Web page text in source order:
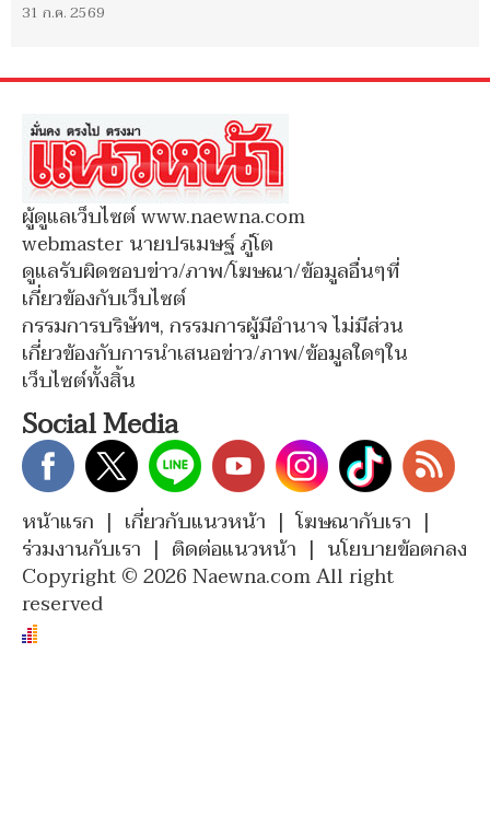
31 ก.ค. 2569
ผู้ดูแลเว็บไซต์ www.naewna.com
webmaster นายปรเมษฐ์ ภู่โต
ดูแลรับผิดชอบข่าว/ภาพ/โฆษณา/ข้อมูลอื่นๆที่
เกี่ยวข้องกับเว็บไซต์
กรรมการบริษัทฯ, กรรมการผู้มีอำนาจ ไม่มีส่วน
เกี่ยวข้องกับการนำเสนอข่าว/ภาพ/ข้อมูลใดๆใน
เว็บไซต์ทั้งสิ้น
Social Media
หน้าแรก | เกี่ยวกับแนวหน้า | โฆษณากับเรา |
ร่วมงานกับเรา | ติดต่อแนวหน้า | นโยบายข้อตกลง
Copyright © 2026 Naewna.com All right
reserved